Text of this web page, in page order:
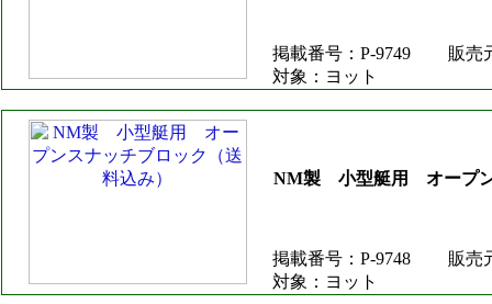
掲載番号：P-9749
販売
対象：ヨット
NM製 小型艇用 オープン
掲載番号：P-9748
販売
対象：ヨット